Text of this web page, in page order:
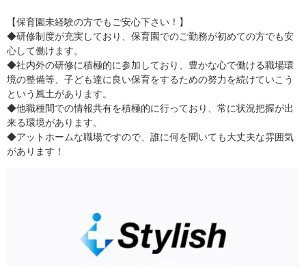
【保育園未経験の方でもご安心下さい！】
◆研修制度が充実しており、保育園でのご勤務が初めての方でも安
心して働けます。
◆社内外の研修に積極的に参加しており、豊かな心で働ける職場環
境の整備等、子ども達に良い保育をするための努力を続けていこう
という風土があります。
◆他職種間での情報共有を積極的に行っており、常に状況把握が出
来る環境があります。
◆アットホームな職場ですので、誰に何を聞いても大丈夫な雰囲気
があります！